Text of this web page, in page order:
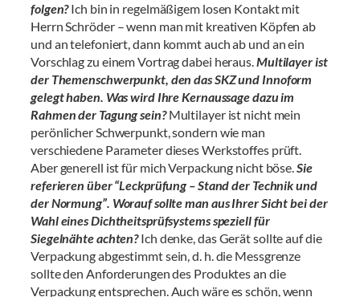
folgen?Ich bin in regelmäßigem losen Kontakt mit
Herrn Schröder – wenn man mit kreativen Köpfen ab
und an telefoniert, dann kommt auch ab und an ein
Vorschlag zu einem Vortrag dabei heraus.Multilayer ist
der Themenschwerpunkt, den das SKZ und Innoform
gelegt haben. Was wird Ihre Kernaussage dazu im
Rahmen der Tagung sein?Multilayer ist nicht mein
perönlicher Schwerpunkt, sondern wie man
verschiedene Parameter dieses Werkstoffes prüft.
Aber generell ist für mich Verpackung nicht böse.Sie
referieren über “Leckprüfung – Stand der Technik und
der Normung”. Worauf sollte man aus Ihrer Sicht bei der
Wahl eines Dichtheitsprüfsystems speziell für
Siegelnähte achten?Ich denke, das Gerät sollte auf die
Verpackung abgestimmt sein, d. h. die Messgrenze
sollte den Anforderungen des Produktes an die
Verpackung entsprechen. Auch wäre es schön, wenn